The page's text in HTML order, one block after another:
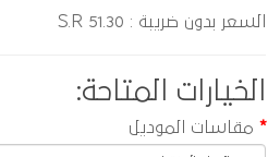
السعر بدون ضريبة : S.R 51.30
الخيارات المتاحة:
مقاسات الموديل